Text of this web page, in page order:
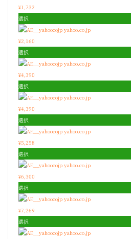
¥1,732
選択
yahoo.co.jp
¥2,160
選択
yahoo.co.jp
¥4,390
選択
yahoo.co.jp
¥4,390
選択
yahoo.co.jp
¥5,258
選択
yahoo.co.jp
¥6,300
選択
yahoo.co.jp
¥7,269
選択
yahoo.co.jp